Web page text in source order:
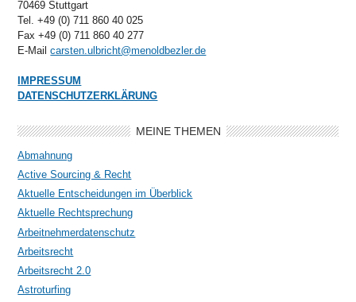
70469 Stuttgart
Tel. +49 (0) 711 860 40 025
Fax +49 (0) 711 860 40 277
E-Mailcarsten.ulbricht@menoldbezler.de
IMPRESSUM
DATENSCHUTZERKLÄRUNG
MEINE THEMEN
Abmahnung
Active Sourcing & Recht
Aktuelle Entscheidungen im Überblick
Aktuelle Rechtsprechung
Arbeitnehmerdatenschutz
Arbeitsrecht
Arbeitsrecht 2.0
Astroturfing